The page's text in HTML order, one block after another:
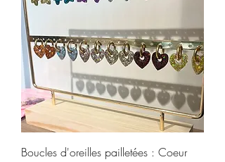
Boucles d'oreilles pailletées : Coeur